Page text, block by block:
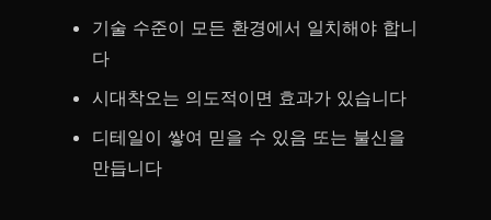
기술 수준이 모든 환경에서 일치해야 합니
다
시대착오는 의도적이면 효과가 있습니다
디테일이 쌓여 믿을 수 있음 또는 불신을
만듭니다